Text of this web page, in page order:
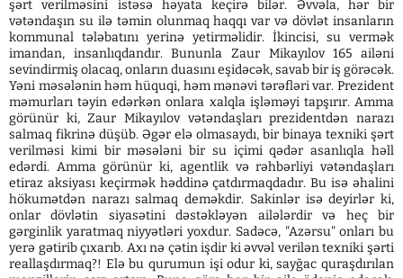
şərt verilməsini istəsə həyata keçirə bilər. Əvvəla, hər bir
vətəndaşın su ilə təmin olunmaq haqqı var və dövlət insanların
kommunal tələbatını yerinə yetirməlidir. İkincisi, su vermək
imandan, insanlıqdandır. Bununla Zaur Mikayılov 165 ailəni
sevindirmiş olacaq, onların duasını eşidəcək, savab bir iş görəcək.
Yəni məsələnin həm hüquqi, həm mənəvi tərəfləri var. Prezident
məmurları təyin edərkən onlara xalqla işləməyi tapşırır. Amma
görünür ki, Zaur Mikayılov vətəndaşları prezidentdən narazı
salmaq fikrinə düşüb. Əgər elə olmasaydı, bir binaya texniki şərt
verilməsi kimi bir məsələni bir su içimi qədər asanlıqla həll
edərdi. Amma görünür ki, agentlik və rəhbərliyi vətəndaşları
etiraz aksiyası keçirmək həddinə çatdırmaqdadır. Bu isə əhalini
hökumətdən narazı salmaq deməkdir. Sakinlər isə deyirlər ki,
onlar dövlətin siyasətini dəstəkləyən ailələrdir və heç bir
gərginlik yaratmaq niyyətləri yoxdur. Sadəcə, "Azərsu" onları bu
yerə gətirib çıxarıb. Axı nə çətin işdir ki əvvəl verilən texniki şərti
reallaşdırmaq?! Elə bu qurumun işi odur ki, sayğac quraşdırılan